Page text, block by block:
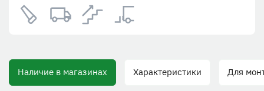
Наличие в магазинах Характеристики Для